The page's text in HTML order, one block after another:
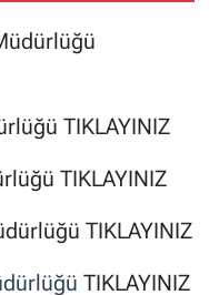
TIKLAYINIZ
TIKLAYINIZ
TIKLAYINIZ
TIKLAYINIZ